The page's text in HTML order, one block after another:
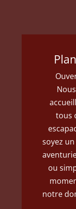
tous
soyez
ou
notre